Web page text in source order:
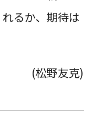
るか、期待は
(松野友克)